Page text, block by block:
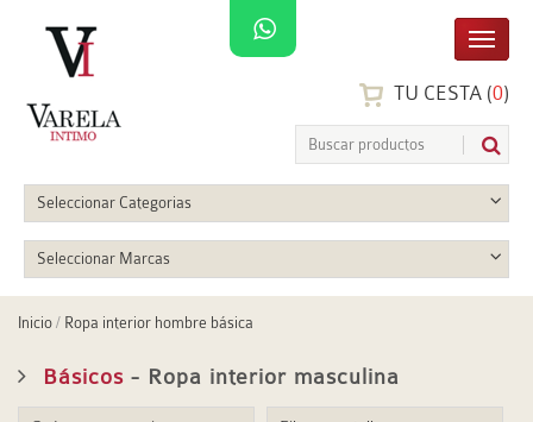
TU CESTA (0)
Seleccionar Categorias
Seleccionar Marcas
Inicio / Ropa interior hombre básica
Básicos - Ropa interior masculina